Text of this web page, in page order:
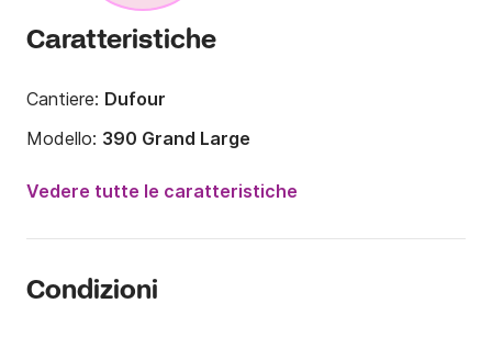
Caratteristiche
Cantiere: Dufour
Modello: 390 Grand Large
Numero di posti letto:
Vedere tutte le caratteristiche
Condizioni